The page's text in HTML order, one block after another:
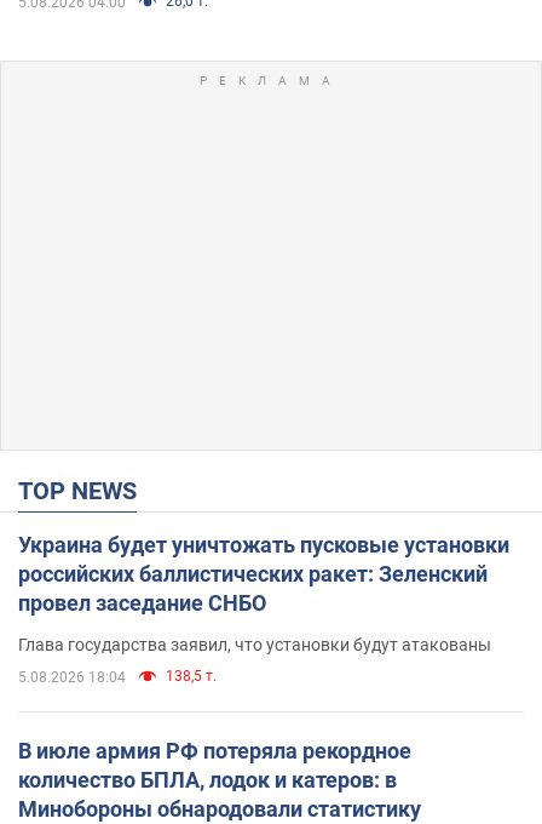
TOP NEWS
Украина будет уничтожать пусковые установки
российских баллистических ракет: Зеленский
провел заседание СНБО
Глава государства заявил, что установки будут атакованы
5.08.2026 18:04 138,5 т.
В июле армия РФ потеряла рекордное
количество БПЛА, лодок и катеров: в
Минобороны обнародовали статистику